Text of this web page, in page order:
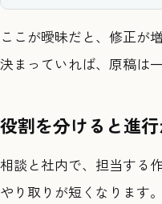
ここが曖昧だと、修正が
決まっていれば、原稿は
役割を分けると進
相談と社内で、担当する
やり取りが短くなります。